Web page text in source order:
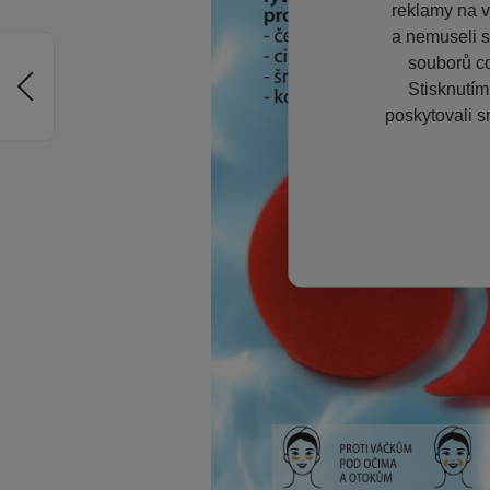
reklamy na
a nemuseli
souborů
poskytovali